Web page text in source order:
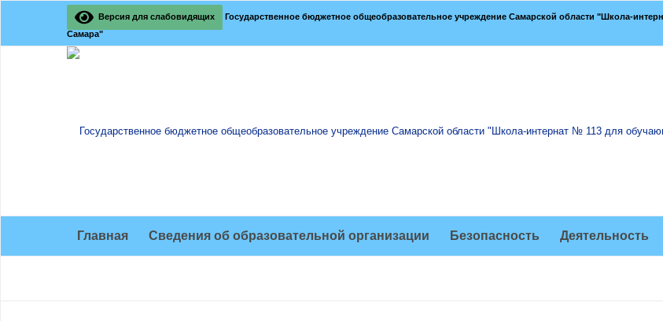
Версия для слабовидящих
Государственное бюджетное общеобразовательное учреждение Самарской области "Школа-
Самара"
Главная Сведения об образовательной организации Безопасность Деятельность